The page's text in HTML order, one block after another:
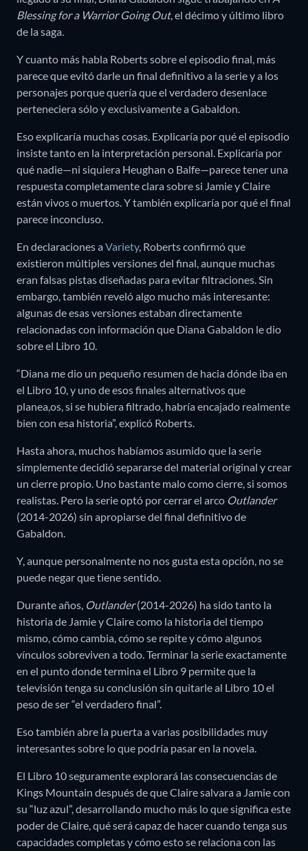
Blessing for a Warrior Going Out, el décimo y último libro
de la saga.
Y cuanto más habla Roberts sobre el episodio final, más
parece que evitó darle un final definitivo a la serie y a los
personajes porque quería que el verdadero desenlace
perteneciera sólo y exclusivamente a Gabaldon.
Eso explicaría muchas cosas. Explicaría por qué el episodio
insiste tanto en la interpretación personal. Explicaría por
qué nadie—ni siquiera Heughan o Balfe—parece tener una
respuesta completamente clara sobre si Jamie y Claire
están vivos o muertos. Y también explicaría por qué el final
parece inconcluso.
En declaraciones a Variety, Roberts confirmó que
existieron múltiples versiones del final, aunque muchas
eran falsas pistas diseñadas para evitar filtraciones. Sin
embargo, también reveló algo mucho más interesante:
algunas de esas versiones estaban directamente
relacionadas con información que Diana Gabaldon le dio
sobre el Libro 10.
“Diana me dio un pequeño resumen de hacia dónde iba en
el Libro 10, y uno de esos finales alternativos que
planea,os, si se hubiera filtrado, habría encajado realmente
bien con esa historia”, explicó Roberts.
Hasta ahora, muchos habíamos asumido que la serie
simplemente decidió separarse del material original y crear
un cierre propio. Uno bastante malo como cierre, si somos
realistas. Pero la serie optó por cerrar el arco Outlander
(2014-2026) sin apropiarse del final definitivo de
Gabaldon.
Y, aunque personalmente no nos gusta esta opción, no se
puede negar que tiene sentido.
Durante años, Outlander(2014-2026) ha sido tanto la
historia de Jamie y Claire como la historia del tiempo
mismo, cómo cambia, cómo se repite y cómo algunos
vínculos sobreviven a todo. Terminar la serie exactamente
en el punto donde termina el Libro 9 permite que la
televisión tenga su conclusión sin quitarle al Libro 10 el
peso de ser “el verdadero final”.
Eso también abre la puerta a varias posibilidades muy
interesantes sobre lo que podría pasar en la novela.
El Libro 10 seguramente explorará las consecuencias de
Kings Mountain después de que Claire salvara a Jamie con
su “luz azul”, desarrollando mucho más lo que significa este
poder de Claire, qué será capaz de hacer cuando tenga sus
capacidades completas y cómo esto se relaciona con las